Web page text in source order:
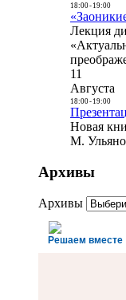
18:00- 19:00
Лекция
11
Августа
18:00- 19:00
Новая
М.
Архивы
Архивы
Решаем вместе